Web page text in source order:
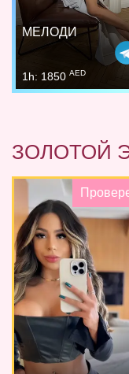
МЕЛОДИ
1h: 1850 AED
ЗОЛОТОЙ